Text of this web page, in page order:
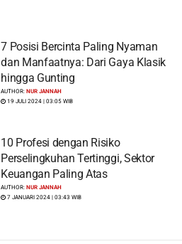
7 Posisi Bercinta Paling Nyaman
dan Manfaatnya: Dari Gaya Klasik
hingga Gunting
AUTHOR:NUR JANNAH
19 JULI 2024 | 03:05 WIB
10 Profesi dengan Risiko
Perselingkuhan Tertinggi, Sektor
Keuangan Paling Atas
AUTHOR:NUR JANNAH
7 JANUARI 2024 | 03:43 WIB